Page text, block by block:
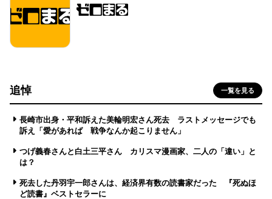
追悼 一覧を見る
長崎市出身・平和訴えた美輪明宏さん死去 ラストメッセージでも
訴え「愛があれば 戦争なんか起こりません」
つげ義春さんと白土三平さん カリスマ漫画家、二人の「違い」と
は？
死去した丹羽宇一郎さんは、経済界有数の読書家だった 『死ぬほ
ど読書』ベストセラーに